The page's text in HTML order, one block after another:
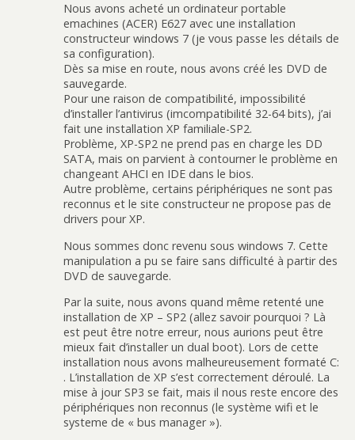
Nous avons acheté un ordinateur portable
emachines (ACER) E627 avec une installation
constructeur windows 7 (je vous passe les détails de
sa configuration).
Dès sa mise en route, nous avons créé les DVD de
sauvegarde.
Pour une raison de compatibilité, impossibilité
d’installer l’antivirus (imcompatibilité 32-64 bits), j’ai
fait une installation XP familiale-SP2.
Problème, XP-SP2 ne prend pas en charge les DD
SATA, mais on parvient à contourner le problème en
changeant AHCI en IDE dans le bios.
Autre problème, certains périphériques ne sont pas
reconnus et le site constructeur ne propose pas de
drivers pour XP.
Nous sommes donc revenu sous windows 7. Cette
manipulation a pu se faire sans difficulté à partir des
DVD de sauvegarde.
Par la suite, nous avons quand même retenté une
installation de XP – SP2 (allez savoir pourquoi ? Là
est peut être notre erreur, nous aurions peut être
mieux fait d’installer un dual boot). Lors de cette
installation nous avons malheureusement formaté C:
. L’installation de XP s’est correctement déroulé. La
mise à jour SP3 se fait, mais il nous reste encore des
périphériques non reconnus (le système wifi et le
systeme de « bus manager »).